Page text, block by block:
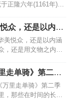
正隆六年(1161年)，
中的第二号人物。
化教育。他的父亲
众，还是以内涵
美悦众，还是以内涵
，还是用文物之内涵
精粹”和“浙江上山文
走单骑》第二季
里走单骑》第二季
，那些在时间的长河